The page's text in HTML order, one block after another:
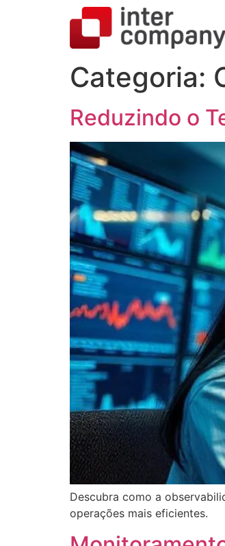
Categoria:
Reduzindo o
Descubra como a
operações mais eficientes.